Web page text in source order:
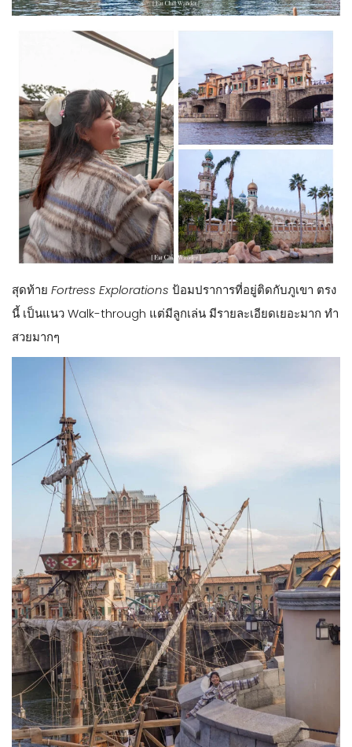
จากกอนโดล่า ถ้าไม่อยากเดินย้อน แนะนำให้เดินเข้าโซนถัดไป
American Waterfrontไปเลยนะคะ แล้วที่เหลือค่อยมาเก็บ
ตอนเดินกลับมาอีกทาง
ส่วนใครที่จะเลี้ยวขวาเดินทวนเข็มนาฬิกา เราก็จะเจอกับอีกหนึ่ง
Soaring: Fantastic Flightถือเป็นเครื่องเล่นไฮไลท์ของโซนนี้เลย
ค่ะ เป็น simulator แบบจอโค้งพาเราขึ้นเครื่องร่อนไปเที่ยวทั่วโลก
กราฟฟิคสวยมากๆ และชิลล์มากเหมือนเราบินได้เลย แนะนำนะคะ
(ที่เซี่ยงไฮ้กับอเมริกาก็มีนะคะ เหมือนกันทุกอย่างยกเว้นฉากจบที่
จะเป็นเมืองนั้นๆ ค่ะ)
อีกอันที่นับเป็นเครื่องเล่น แต่จริงๆ เหมือนเอาไว้เดินทางข้ามโซน
ได้ด้วย คือDisneySea Transit Steamer Line
รอบดิสนีย์ซี ตอนแล่นผ่านภูเขาตรงกลาง เราก็จะได้เห็นมุมจากเรือ
ค่ะ ไปจอดที่ท่าอื่นๆ 3 ท่า